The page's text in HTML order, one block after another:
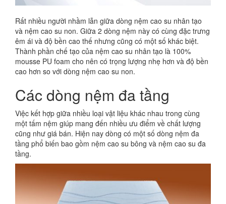
Rất nhiều người nhầm lẫn giữa dòng nệm cao su nhân tạo
và nệm cao su non. Giữa 2 dòng nệm này có cùng đặc trưng
êm ái và độ bền cao thế nhưng cũng có một số khác biệt.
Thành phần chế tạo của nệm cao su nhân tạo là 100%
mousse PU foam cho nên có trọng lượng nhẹ hơn và độ bền
cao hơn so với dòng nệm cao su non.
Các dòng nệm đa tầng
Việc kết hợp giữa nhiều loại vật liệu khác nhau trong cùng
một tấm nệm giúp mang đến nhiều ưu điểm về chất lượng
cũng như giá bán. Hiện nay dòng có một số dòng nệm đa
tầng phổ biến bao gồm nệm cao su bông và nệm cao su đa
tầng.